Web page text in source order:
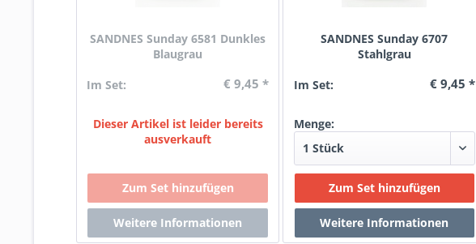
SANDNES Sunday 6581 Dunkles
Blaugrau
Im Set:
€ 9,45 *
Dieser Artikel ist leider bereits
ausverkauft
SANDNES Sunday 6707
Stahlgrau
Im Set:
€ 9,45 *
Menge: